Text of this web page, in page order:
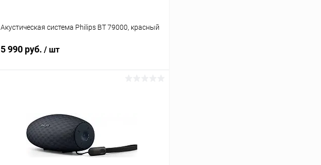
Акустическая система Philips BT 79000, красный
5 990 руб. / шт
В избранное